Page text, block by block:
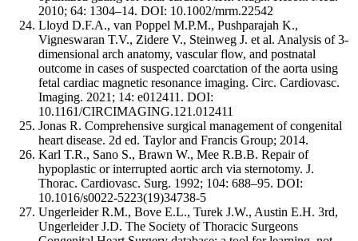
2010; 64: 1304–14. DOI: 10.1002/mrm.22542
Lloyd D.F.A., van Poppel M.P.M., Pushparajah K.,
Vigneswaran T.V., Zidere V., Steinweg J. et al. Analysis of 3-
dimensional arch anatomy, vascular flow, and postnatal
outcome in cases of suspected coarctation of the aorta using
fetal cardiac magnetic resonance imaging. Circ. Cardiovasc.
Imaging. 2021; 14: e012411. DOI:
10.1161/CIRCIMAGING.121.012411
Jonas R. Comprehensive surgical management of congenital
heart disease. 2d ed. Taylor and Francis Group; 2014.
Karl T.R., Sano S., Brawn W., Mee R.B.B. Repair of
hypoplastic or interrupted aortic arch via sternotomy. J.
Thorac. Cardiovasc. Surg. 1992; 104: 688–95. DOI:
10.1016/s0022-5223(19)34738-5
Ungerleider R.M., Bove E.L., Turek J.W., Austin E.H. 3rd,
Ungerleider J.D. The Society of Thoracic Surgeons